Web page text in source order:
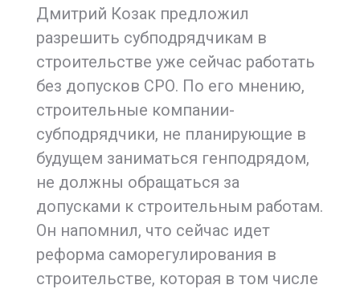
Дмитрий Козак предложил
разрешить субподрядчикам в
строительстве уже сейчас работать
без допусков СРО. По его мнению,
строительные компании-
субподрядчики, не планирующие в
будущем заниматься генподрядом,
не должны обращаться за
допусками к строительным работам.
Он напомнил, что сейчас идет
реформа саморегулирования в
строительстве, которая в том числе